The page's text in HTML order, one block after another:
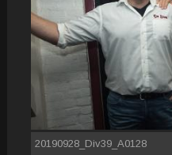
20190928_Div39_A0128